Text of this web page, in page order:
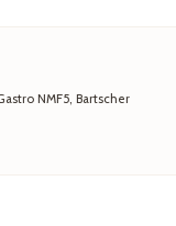
NMF5, Bartscher